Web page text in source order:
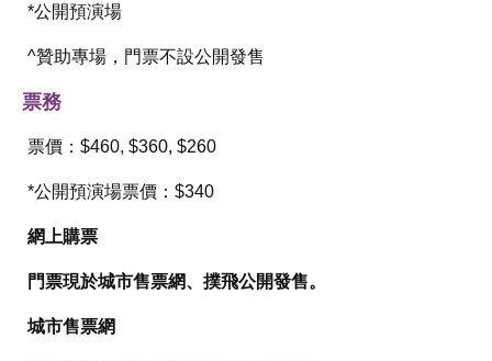
*公開預演場
^贊助專場，門票不設公開發售
票務
票價：$460, $360, $260
*公開預演場票價：$340
網上購票
門票現於城市售票網、撲飛公開發售。
城市售票網